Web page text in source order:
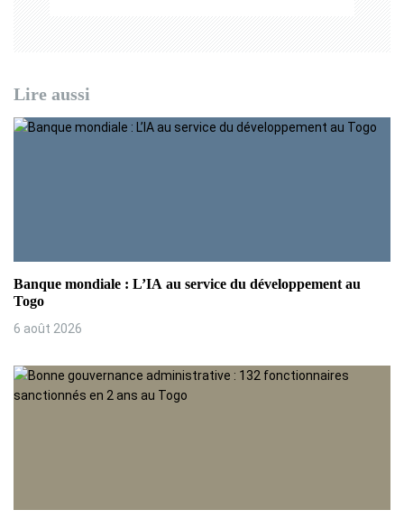
’
c
l
Lire aussi
Banque mondiale : L’IA au service du développement au
Togo
6 août 2026